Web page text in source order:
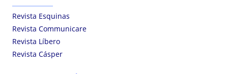
Revista Esquinas
Revista Communicare
Revista Líbero
Revista Cásper